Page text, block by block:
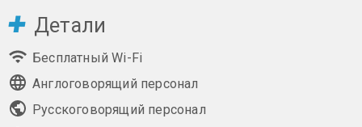
Детали
Бесплатный Wi-Fi
Англоговорящий персонал
Русскоговорящий персонал